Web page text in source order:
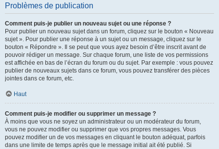
Problèmes de publication
Comment puis-je publier un nouveau sujet ou une réponse ?
Pour publier un nouveau sujet dans un forum, cliquez sur le bouton « Nouveau
sujet ». Pour publier une réponse à un sujet ou un message, cliquez sur le
bouton « Répondre ». Il se peut que vous ayez besoin d’être inscrit avant de
pouvoir rédiger un message. Sur chaque forum, une liste de vos permissions
est affichée en bas de l’écran du forum ou du sujet. Par exemple : vous pouvez
publier de nouveaux sujets dans ce forum, vous pouvez transférer des pièces
jointes dans ce forum, etc.
Haut
Comment puis-je modifier ou supprimer un message ?
À moins que vous ne soyez un administrateur ou un modérateur du forum,
vous ne pouvez modifier ou supprimer que vos propres messages. Vous
pouvez modifier un de vos messages en cliquant le bouton adéquat, parfois
dans une limite de temps après que le message initial ait été publié. Si